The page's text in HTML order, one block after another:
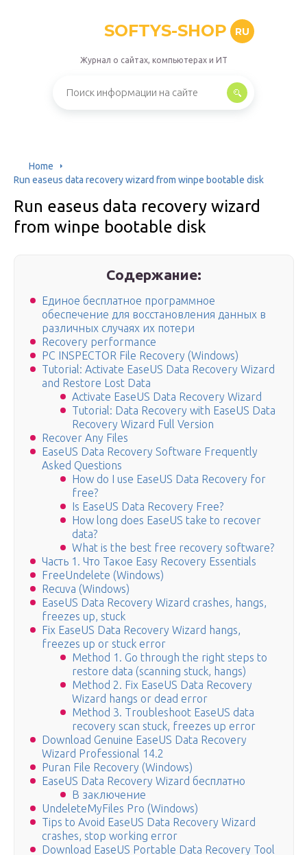
SOFTYS-SHOP RU
Журнал о сайтах, компьютерах и ИТ
Home
Run easeus data recovery wizard from winpe bootable disk
Run easeus data recovery wizard
from winpe bootable disk
Содержание:
Единое бесплатное программное
обеспечение для восстановления данных в
различных случаях их потери
Recovery performance
PC INSPECTOR File Recovery (Windows)
Tutorial: Activate EaseUS Data Recovery Wizard
and Restore Lost Data
Activate EaseUS Data Recovery Wizard
Tutorial: Data Recovery with EaseUS Data
Recovery Wizard Full Version
Recover Any Files
EaseUS Data Recovery Software Frequently
Asked Questions
How do I use EaseUS Data Recovery for
free?
Is EaseUS Data Recovery Free?
How long does EaseUS take to recover
data?
What is the best free recovery software?
Часть 1. Что Такое Easy Recovery Essentials
FreeUndelete (Windows)
Recuva (Windows)
EaseUS Data Recovery Wizard crashes, hangs,
freezes up, stuck
Fix EaseUS Data Recovery Wizard hangs,
freezes up or stuck error
Method 1. Go through the right steps to
restore data (scanning stuck, hangs)
Method 2. Fix EaseUS Data Recovery
Wizard hangs or dead error
Method 3. Troubleshoot EaseUS data
recovery scan stuck, freezes up error
Download Genuine EaseUS Data Recovery
Wizard Professional 14.2
Puran File Recovery (Windows)
EaseUS Data Recovery Wizard бесплатно
В заключение
UndeleteMyFiles Pro (Windows)
Tips to Avoid EaseUS Data Recovery Wizard
crashes, stop working error
Download EaseUS Portable Data Recovery Tool